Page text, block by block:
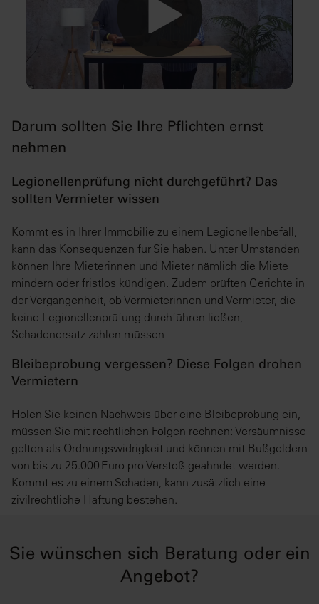
0:00 / 27:04
Darum sollten Sie Ihre Pflichten ernst
nehmen
Legionellenprüfung nicht durchgeführt? Das
sollten Vermieter wissen
Kommt es in Ihrer Immobilie zu einem Legionellenbefall,
kann das Konsequenzen für Sie haben. Unter Umständen
können Ihre Mieterinnen und Mieter nämlich die Miete
mindern oder fristlos kündigen. Zudem prüften Gerichte in
der Vergangenheit, ob Vermieterinnen und Vermieter, die
keine Legionellenprüfung durchführen ließen,
Schadenersatz zahlen müssen
Bleibeprobung vergessen? Diese Folgen drohen
Vermietern
Holen Sie keinen Nachweis über eine Bleibeprobung ein,
müssen Sie mit rechtlichen Folgen rechnen: Versäumnisse
gelten als Ordnungswidrigkeit und können mit Bußgeldern
von bis zu 25.000 Euro pro Verstoß geahndet werden.
Kommt es zu einem Schaden, kann zusätzlich eine
zivilrechtliche Haftung bestehen.
Sie wünschen sich Beratung oder ein
Angebot?